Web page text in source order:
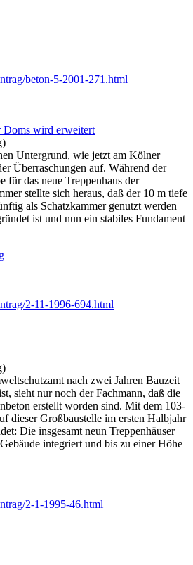
beton-5-2001-271.html
Doms wird erweitert
Untergrund, wie jetzt am Kölner
Überraschungen auf. Während der
für das neue Treppenhaus der
stellte sich heraus, daß der 10 m tiefe
als Schatzkammer genutzt werden
ist und nun ein stabiles Fundament
2-11-1996-694.html
nach zwei Jahren Bauzeit
sieht nur noch der Fachmann, daß die
erstellt worden sind. Mit dem 103-
dieser Großbaustelle im ersten Halbjahr
Die insgesamt neun Treppenhäuser
integriert und bis zu einer Höhe
2-1-1995-46.html